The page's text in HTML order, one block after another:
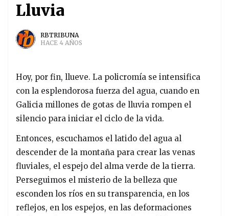
Lluvia
RBTRIBUNA
HACE 4 AÑOS
Hoy, por fin, llueve. La policromía se intensifica
con la esplendorosa fuerza del agua, cuando en
Galicia millones de gotas de lluvia rompen el
silencio para iniciar el ciclo de la vida.
Entonces, escuchamos el latido del agua al
descender de la montaña para crear las venas
fluviales, el espejo del alma verde de la tierra.
Perseguimos el misterio de la belleza que
esconden los ríos en su transparencia, en los
reflejos, en los espejos, en las deformaciones